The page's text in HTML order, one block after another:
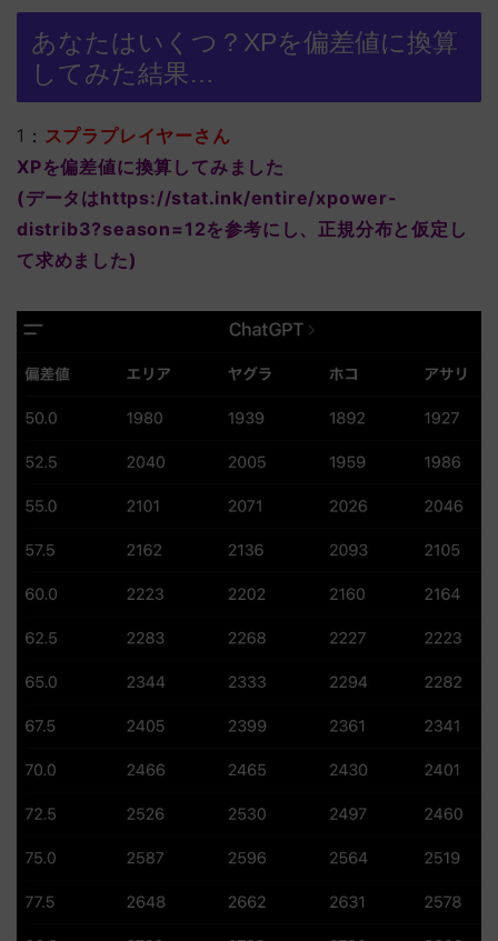
あなたはいくつ？XPを偏差値に換算
してみた結果…
1： スプラプレイヤーさん
XPを偏差値に換算してみました
(データはhttps://stat.ink/entire/xpower-
distrib3?season=12を参考にし、正規分布と仮定し
て求めました)